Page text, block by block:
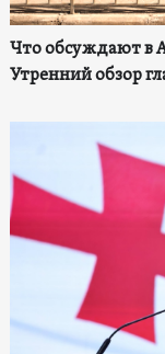
Что обсуждают в
Утренний обзор